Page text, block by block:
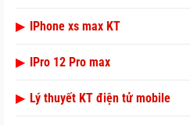
▶ IPhone xs max KT
▶ IPro 12 Pro max
▶ Lý thuyết KT điện tử mobile